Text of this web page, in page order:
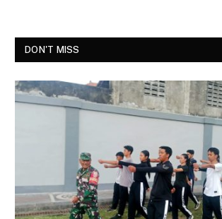
DON'T MISS